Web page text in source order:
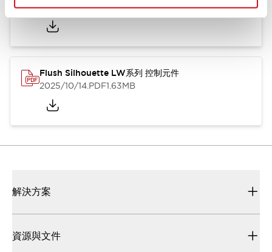
2025/09/19.PDF1.23MB
Flush Silhouette LW系列 控制元件
2025/10/14.PDF1.63MB
解決方案
資源與文件